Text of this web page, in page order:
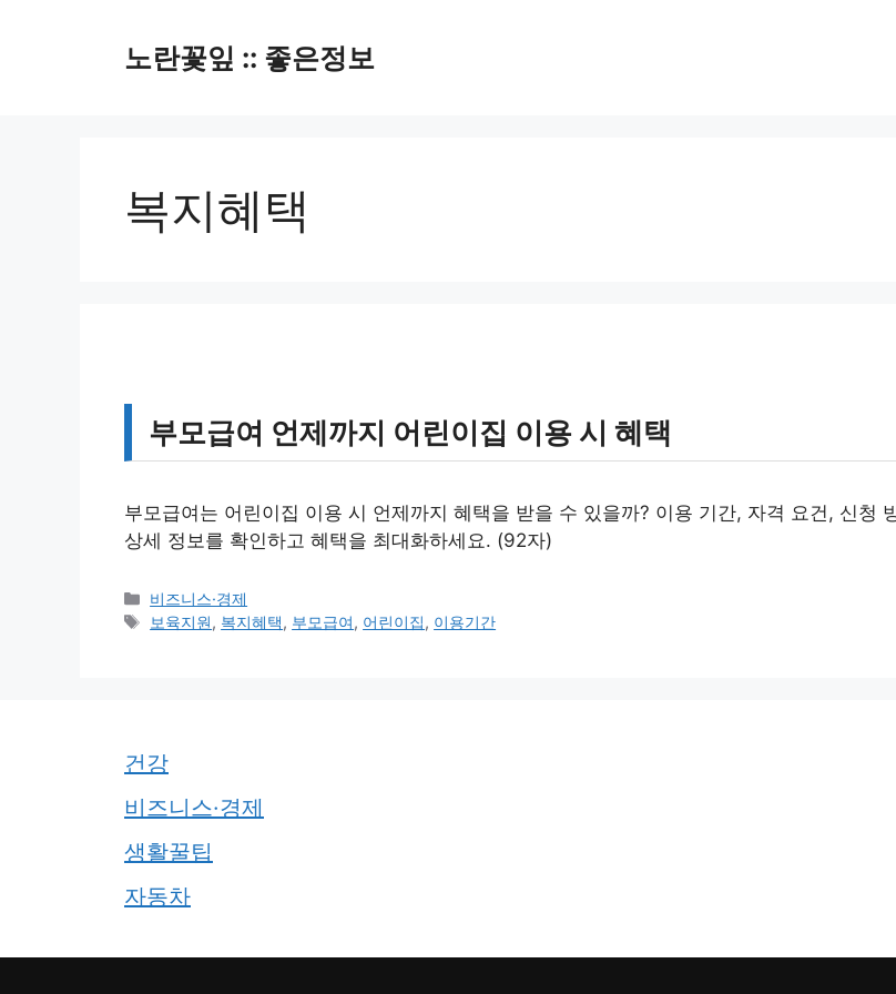
노란꽃잎 :: 좋은정보
복지혜택
부모급여 언제까지 어린이집 이용 시 혜택
부모급여는 어린이집 이용 시 언제까지 혜택을 받을 수 있을까? 이용 기간, 자격 요건, 신청
상세 정보를 확인하고 혜택을 최대화하세요. (92자)
카
테
비즈니스·경제
태
보육지원, 복지혜택, 부모급여, 어린이집, 이용기간
건강
비즈니스·경제
생활꿀팁
자동차